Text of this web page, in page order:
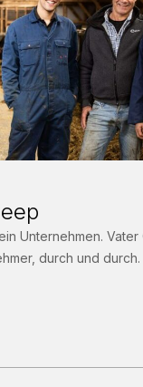
Unternehmen. Vater
durch und